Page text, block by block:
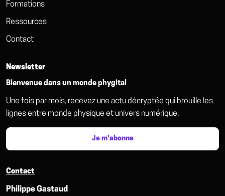
Formations
Ressources
Contact
Newsletter
Bienvenue dans un monde phygital
Une fois par mois, recevez une actu décryptée qui brouille les
lignes entre monde physique et univers numérique.
Je m’abonne
Contact
Philippe Gastaud